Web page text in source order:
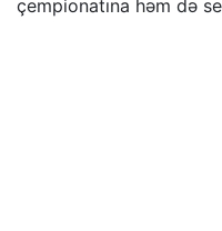
çempionatına həm də